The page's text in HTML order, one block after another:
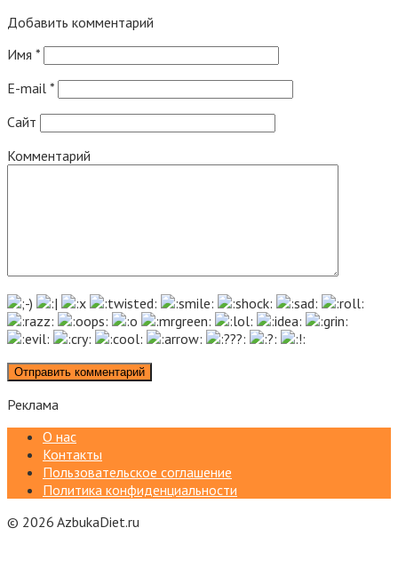
Добавить комментарий
Имя *
E-mail *
Сайт
Комментарий
Реклама
О нас
Контакты
Пользовательское соглашение
Политика конфиденциальности
© 2026 AzbukaDiet.ru